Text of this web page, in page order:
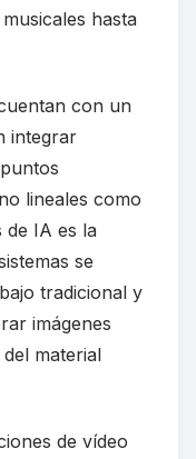
hasta
con un
integrar
lineales como
de IA es la
se
tradicional y
imágenes
material
de vídeo